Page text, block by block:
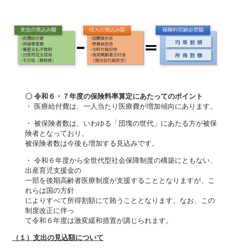
〇 令和６・７年度の保険料率算定にあたってのポイント
・ 医療給付費は、一人当たり医療費が増加傾向にあります。
・ 被保険者数は、いわゆる「団塊の世代」にあたる方が被保
険者となっており、
被保険者数は今後も増加する見込みです。
・ 令和６年度から全世代型社会保障制度の構築にともない、
出産育児支援金の
一部を後期高齢者医療制度が支援することとなりますが、こ
れらは国の方針
によりすべて所得割額にて賄うこととなります。なお、この
制度改正に伴っ
て令和６年度は激変緩和措置が講じられます。
（１）支出の見込額について